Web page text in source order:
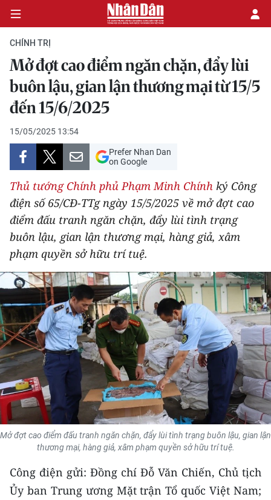
CHÍNH TRỊ
KINH TẾ
VĂN HÓA
XÃ HỘI
PHÁP LUẬT
DU LỊCH
THẾ GIỚI
THỂ THAO
GIÁO DỤC
Y TẾ
KHOA HỌC - CÔNG NGHỆ
MÔI TRƯỜNG
BẠN ĐỌC
TRI THỨC CHUYÊN SÂU
CHÍNH TRỊ
Mở đợt cao điểm ngăn chặn, đẩy lùi
buôn lậu, gian lận thương mại từ 15/5
đến 15/6/2025
15/05/2025 13:54
Prefer Nhan Dan
on Google
Thủ tướng Chính phủ Phạm Minh Chính ký Công
điện số 65/CĐ-TTg ngày 15/5/2025 về mở đợt cao
điểm đấu tranh ngăn chặn, đẩy lùi tình trạng
buôn lậu, gian lận thương mại, hàng giả, xâm
phạm quyền sở hữu trí tuệ.
Mở đợt cao điểm đấu tranh ngăn chặn, đẩy lùi tình trạng buôn lậu, gian lận
thương mại, hàng giả, xâm phạm quyền sở hữu trí tuệ.
Công điện gửi: Đồng chí Đỗ Văn Chiến, Chủ tịch
Ủy ban Trung ương Mặt trận Tổ quốc Việt Nam;